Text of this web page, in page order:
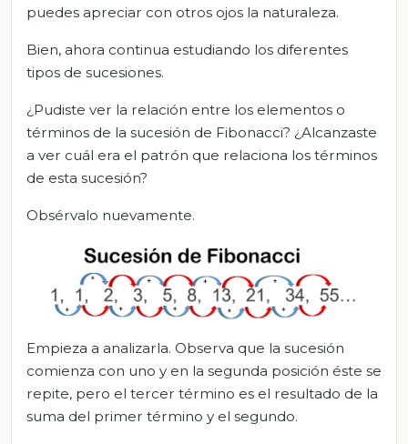
puedes apreciar con otros ojos la naturaleza.
Bien, ahora continua estudiando los diferentes
tipos de sucesiones.
¿Pudiste ver la relación entre los elementos o
términos de la sucesión de Fibonacci? ¿Alcanzaste
a ver cuál era el patrón que relaciona los términos
de esta sucesión?
Obsérvalo nuevamente.
Empieza a analizarla. Observa que la sucesión
comienza con uno y en la segunda posición éste se
repite, pero el tercer término es el resultado de la
suma del primer término y el segundo.